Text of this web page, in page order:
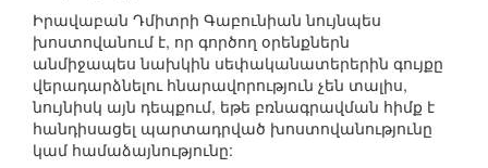
Իրավաբան Դմիտրի Գաբունիան նույնպես
խոստովանում է, որ գործող օրենքներն
անմիջապես նախկին սեփականատերերին գույքը
վերադարձնելու հնարավորություն չեն տալիս,
նույնիսկ այն դեպքում, եթե բռնագրավման հիմք է
հանդիսացել պարտադրված խոստովանությունը
կամ համաձայնությունը: